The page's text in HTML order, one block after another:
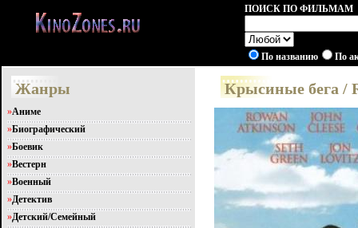
ПОИСК ПО ФИЛЬМАМ
По названию По
Жанры
»Аниме
»Биографический
»Боевик
»Вестерн
»Военный
»Детектив
»Детский/Семейный
Крысиные бега /